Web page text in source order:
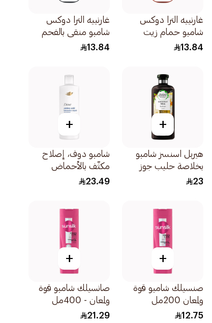
غارنييه الترا دوكس
شامبو حمام زيت
بخلاصة اللوز المعالج
13.84
غارنييه الترا دوكس
شامبو منقي بالفحم
الأسود وزيت قطعة
13.84
+
هيربل اسنسز شامبو
بخلاصة حليب جوز
الهند للتجديد والترطيب
23
+
شامبو دوف، إصلاح
مكثّف بالأحماض
الأمينية، 400مل
23.49
+
صنسيلك شامبو قوة
ولمعان 200مل
12.75
+
صانسيلك شامبو قوة
ولمعان - 400مل
21.29